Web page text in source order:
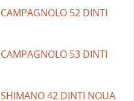
52 DINTI
53 DINTI
42 DINTI NOUA